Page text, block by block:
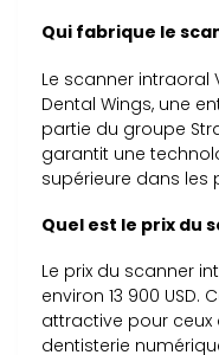
Qui fabrique le
Le scanner intraoral
Dental Wings, une
partie du groupe
garantit une
supérieure dans les
Quel est le prix du
Le prix du scanner
environ 13 900
attractive pour ceux
dentisterie